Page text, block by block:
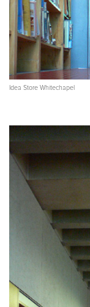
Idea Store Whitechapel